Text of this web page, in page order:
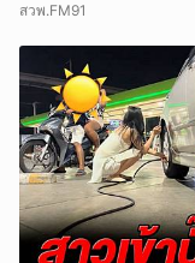
สวพ.FM91